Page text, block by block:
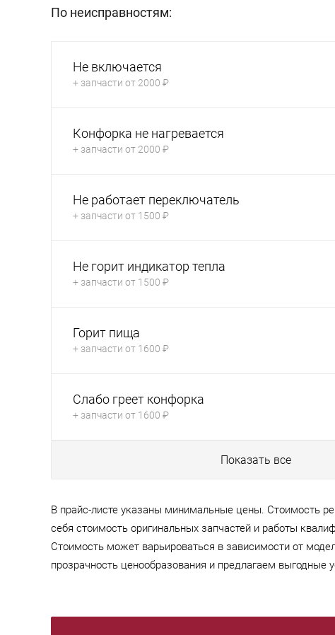
По неисправностям:
Не включается
+ запчасти от 2000 ₽
Конфорка не нагревается
+ запчасти от 2000 ₽
Не работает переключатель
+ запчасти от 1500 ₽
Не горит индикатор тепла
+ запчасти от 1500 ₽
Горит пища
+ запчасти от 1600 ₽
Слабо греет конфорка
+ запчасти от 1600 ₽
Показать все
В прайс-листе указаны минимальные цены. Стоимость
себя стоимость оригинальных запчастей и работы
Стоимость может варьироваться в зависимости от
прозрачность ценообразования и предлагаем выгодные